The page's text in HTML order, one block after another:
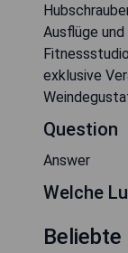
Ausflüge
exklusive
Question
Answer
Welche
Beliebte